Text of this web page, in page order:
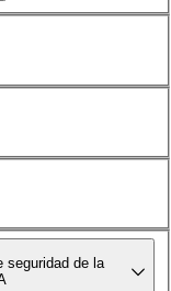
seguridad de la